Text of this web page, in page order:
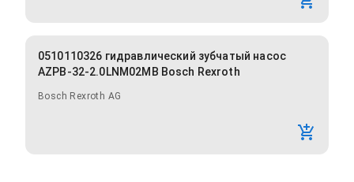
0510110326 гидравлический зубчатый насос
AZPB-32-2.0LNM02MB Bosch Rexroth
Bosch Rexroth AG